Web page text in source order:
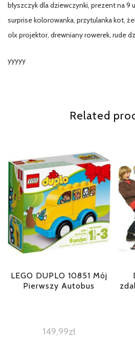
błyszczyk dla dziewczynki, prezent na 9
surprise kolorowanka, przytulanka kot,
olx projektor, drewniany rowerek, rude
yyyyy
Related
LEGO DUPLO 10851 Mój
Pierwszy Autobus
149,99zł